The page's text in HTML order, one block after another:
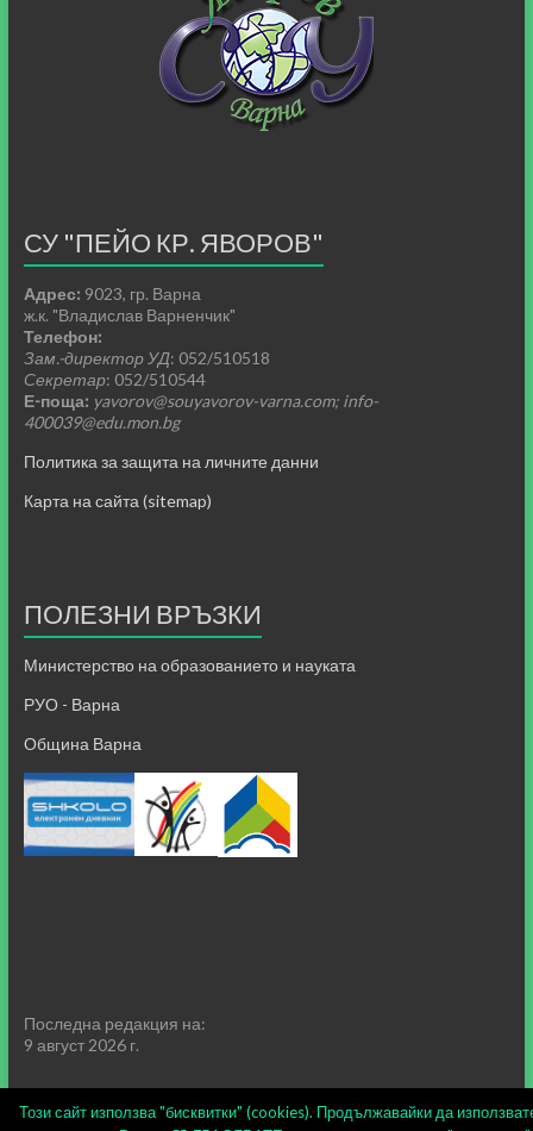
СУ "ПЕЙО КР. ЯВОРОВ"
Адрес: 9023, гр. Варна
ж.к. "Владислав Варненчик"
Телефон:
Зам.-директор УД: 052/510518
Секретар: 052/510544
Е-поща: yavorov@souyavorov-varna.com; info-
400039@edu.mon.bg
Политика за защита на личните данни
Карта на сайта (sitemap)
ПОЛЕЗНИ ВРЪЗКИ
Министерство на образованието и науката
РУО - Варна
Община Варна
Последна редакция на:
9 август 2026 г.
Този сайт използва "бисквитки" (cookies). Продължавайки да